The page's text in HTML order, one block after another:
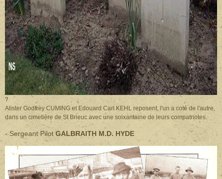
?
Alister Godfrey CUMING et Edouard Carl KEHL reposent, l'un a coté de l'autre,
dans un cimetière de St Brieuc avec une soixantaine de leurs compatriotes.
- Sergeant PilotGALBRAITH M.D. HYDE